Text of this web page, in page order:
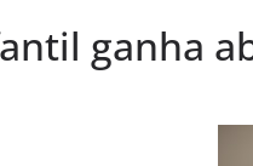
ganha